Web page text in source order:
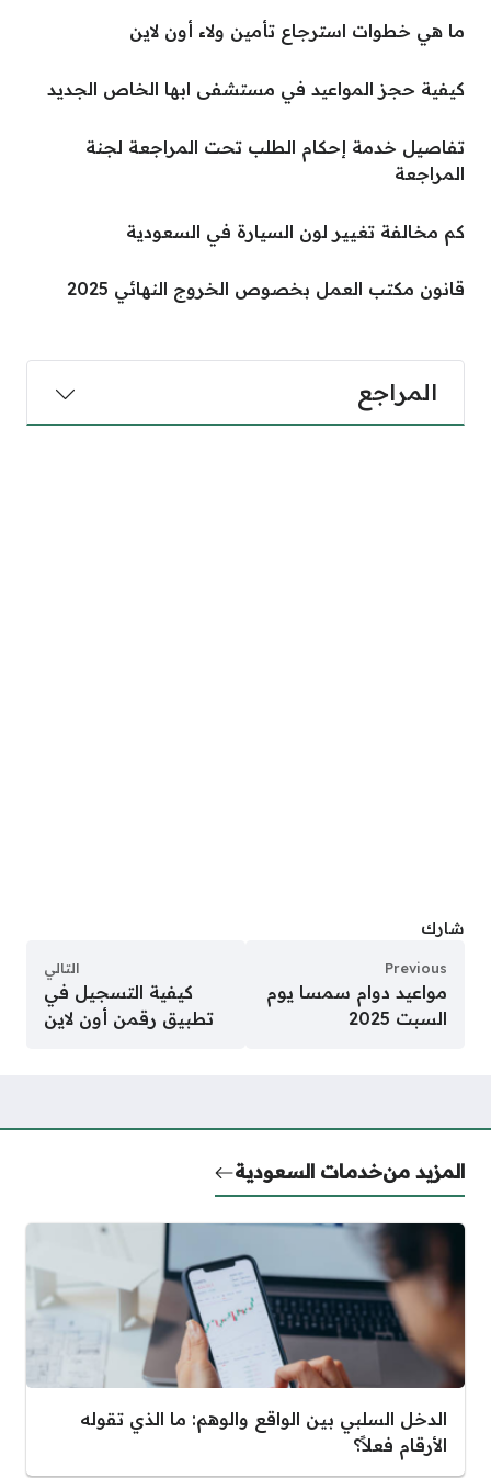
ما هي خطوات استرجاع تأمين ولاء أون لاين
كيفية حجز المواعيد في مستشفى ابها الخاص الجديد
تفاصيل خدمة إحكام الطلب تحت المراجعة لجنة
المراجعة
كم مخالفة تغيير لون السيارة في السعودية
قانون مكتب العمل بخصوص الخروج النهائي 2025
المراجع
شارك
Previous
مواعيد دوام سمسا يوم
السبت 2025
التالي
كيفية التسجيل في
تطبيق رقمن أون لاين
المزيد منخدمات السعودية
الدخل السلبي بين الواقع والوهم: ما الذي تقوله
الأرقام فعلاً؟